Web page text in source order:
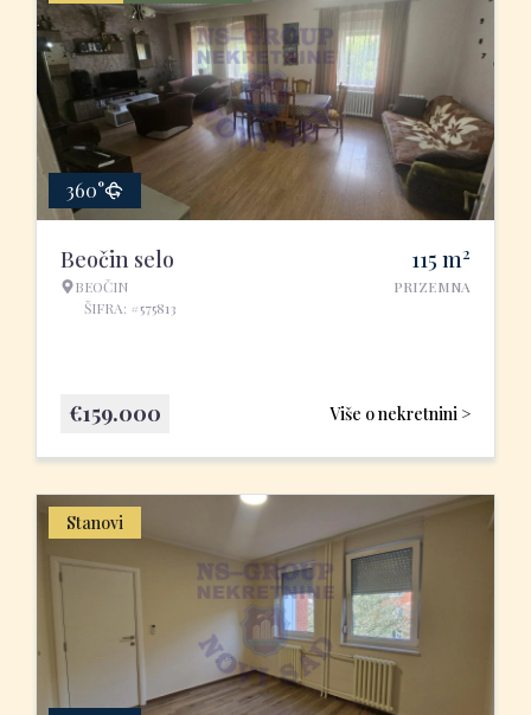
360°
Beočin selo
BEOČIN
ŠIFRA: #575813
115 m2
PRIZEMNA
Više o nekretnini >
€159.000
Stanovi